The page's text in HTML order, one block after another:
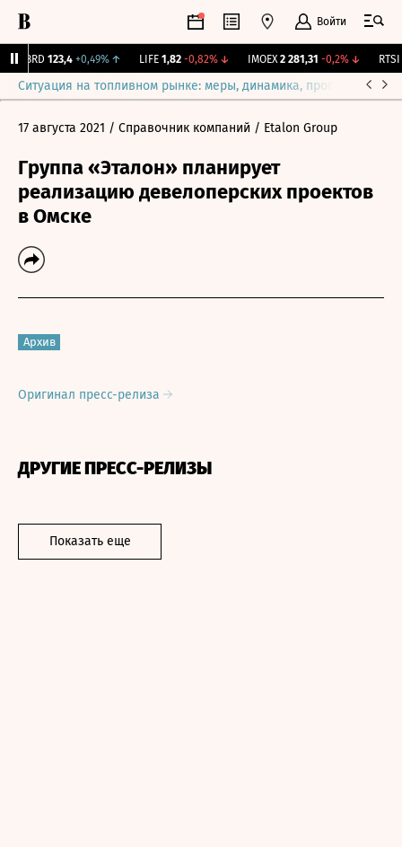
Войти
ABRD 123,4 +0,49%↑ LIFE 1,82 -0,82%↓ IMOEX 2 281,31 -0,2%↓ RTSI
Ситуация на топливном рынке: меры, динамика, прогнозы
17 августа 2021 / Справочник компаний / Etalon Group
Группа «Эталон» планирует
реализацию девелоперских проектов
в Омске
Архив
Оригинал пресс-релиза
ДРУГИЕ ПРЕСС-РЕЛИЗЫ
Показать еще